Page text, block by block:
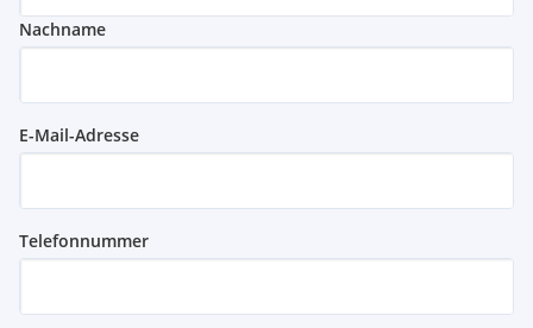
Nachname
E-Mail-Adresse
Telefonnummer